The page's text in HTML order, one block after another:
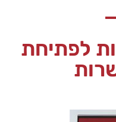
לפתיחת